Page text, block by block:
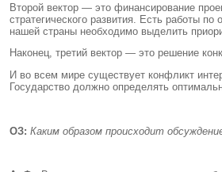
Второй вектор — это финансирование
стратегического развития. Есть работы
нашей страны необходимо выделить
Наконец, третий вектор — это решение
И во всем мире существует конфликт
Государство должно определять
ОЗ: Каким образом происходит